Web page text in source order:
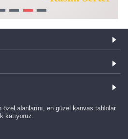
2 3 4
özel alanlarını, en güzel kanvas tablolar
katıyoruz.